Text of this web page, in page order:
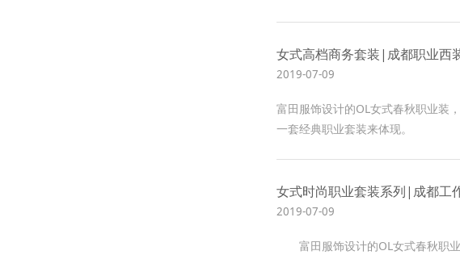
女式高档商务套装|成都职业西
2019-07-09
富田服饰设计的OL女式春秋职业装
一套经典职业套装来体现。
女式时尚职业套装系列|成都工
2019-07-09
富田服饰设计的OL女式春秋职业